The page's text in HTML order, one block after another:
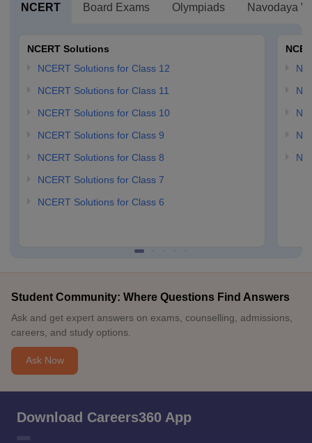
NCERT Board Exams Olympiads Navodaya
NCERT Solutions
NCERT Solutions for Class 12
NCERT Solutions for Class 11
NCERT Solutions for Class 10
NCERT Solutions for Class 9
NCERT Solutions for Class 8
NCERT Solutions for Class 7
NCERT Solutions for Class 6
Student Community: Where Questions Find Answers
Ask and get expert answers on exams, counselling, admissions,
careers, and study options.
Ask Now
Download Careers360 App